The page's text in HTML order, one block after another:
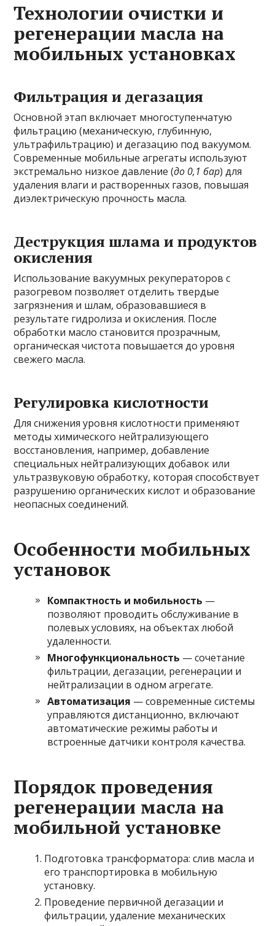
Технологии очистки и
регенерации масла на
мобильных установках
Фильтрация и дегазация
Основной этап включает многоступенчатую
фильтрацию (механическую, глубинную,
ультрафильтрацию) и дегазацию под вакуумом.
Современные мобильные агрегаты используют
экстремально низкое давление (до 0,1 бар) для
удаления влаги и растворенных газов, повышая
диэлектрическую прочность масла.
Деструкция шлама и продуктов
окисления
Использование вакуумных рекуператоров с
разогревом позволяет отделить твердые
загрязнения и шлам, образовавшиеся в
результате гидролиза и окисления. После
обработки масло становится прозрачным,
органическая чистота повышается до уровня
свежего масла.
Регулировка кислотности
Для снижения уровня кислотности применяют
методы химического нейтрализующего
восстановления, например, добавление
специальных нейтрализующих добавок или
ультразвуковую обработку, которая способствует
разрушению органических кислот и образование
неопасных соединений.
Особенности мобильных
установок
Компактность и мобильность —
позволяют проводить обслуживание в
полевых условиях, на объектах любой
удаленности.
Многофункциональность — сочетание
фильтрации, дегазации, регенерации и
нейтрализации в одном агрегате.
Автоматизация — современные системы
управляются дистанционно, включают
автоматические режимы работы и
встроенные датчики контроля качества.
Порядок проведения
регенерации масла на
мобильной установке
Подготовка трансформатора: слив масла и
его транспортировка в мобильную
установку.
Проведение первичной дегазации и
фильтрации, удаление механических